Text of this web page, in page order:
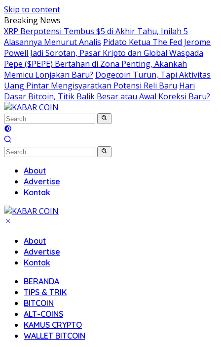
Skip to content
Breaking News
XRP Berpotensi Tembus $5 di Akhir Tahu, Inilah 5
Alasannya Menurut Analis Pidato Ketua The Fed Jerome
Powell Jadi Sorotan, Pasar Kripto dan Global Waspada
Pepe ($PEPE) Bertahan di Zona Penting, Akankah
Memicu Lonjakan Baru? Dogecoin Turun, Tapi Aktivitas
Uang Pintar Mengisyaratkan Potensi Reli Baru Hari
Dasar Bitcoin, Titik Balik Besar atau Awal Koreksi Baru?
About
Advertise
Kontak
About
Advertise
Kontak
BERANDA
TIPS & TRIK
BITCOIN
ALT-COINS
KAMUS CRYPTO
WALLET BITCOIN